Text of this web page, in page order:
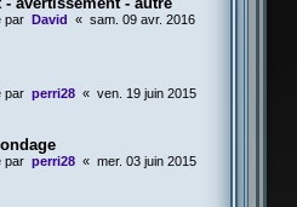
par David « sam. 09 avr. 2016
par perri28 « ven. 19 juin 2015
par perri28 « mer. 03 juin 2015